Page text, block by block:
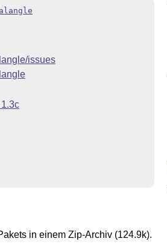
issues
in einem Zip-Archiv (124.9k).